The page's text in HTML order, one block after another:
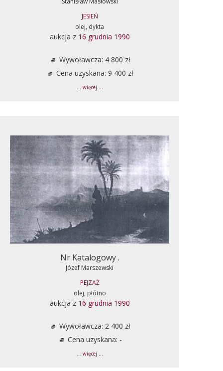
JESIEŃ
olej, dykta
aukcja z 16 grudnia 1990
Wywoławcza: 4 800 zł
Cena uzyskana: 9 400 zł
... więcej ...
Nr Katalogowy .
Józef Marszewski
PEJZAŻ
olej, płótno
aukcja z 16 grudnia 1990
Wywoławcza: 2 400 zł
Cena uzyskana: -
... więcej ...